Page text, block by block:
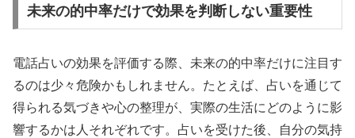
未来の的中率だけで効果を判断しない重要性
電話占いの効果を評価する際、未来の的中率だけに注目す
るのは少々危険かもしれません。たとえば、占いを通じて
得られる気づきや心の整理が、実際の生活にどのように影
響するかは人それぞれです。占いを受けた後、自分の気持